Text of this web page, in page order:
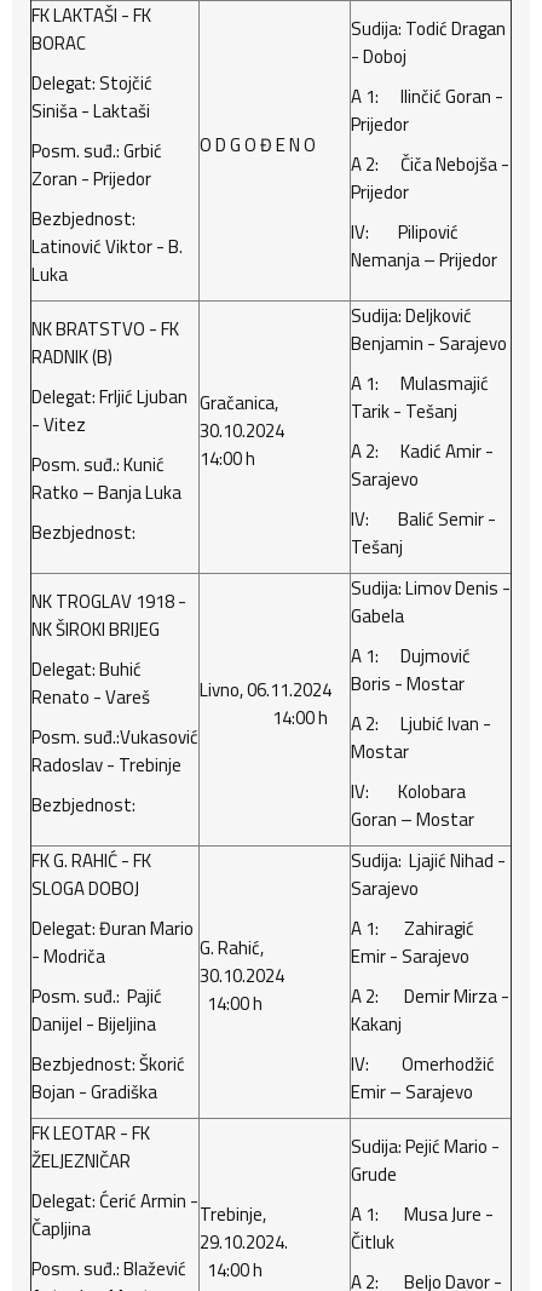
FK LAKTAŠI - FK
BORAC
Delegat: Stojčić
Siniša - Laktaši
Posm. suđ.: Grbić
Zoran - Prijedor
Bezbjednost:
Latinović Viktor - B.
Luka
O D G O Đ E N O
Sudija: Todić Dragan
- Doboj
A 1: Ilinčić Goran -
Prijedor
A 2: Čiča Nebojša -
Prijedor
IV: Pilipović
Nemanja – Prijedor
NK BRATSTVO - FK
RADNIK (B)
Delegat: Frljić Ljuban
- Vitez
Posm. suđ.: Kunić
Ratko – Banja Luka
Bezbjednost:
Gračanica,
30.10.2024
14:00 h
Sudija: Deljković
Benjamin - Sarajevo
A 1: Mulasmajić
Tarik - Tešanj
A 2: Kadić Amir -
Sarajevo
IV: Balić Semir -
Tešanj
NK TROGLAV 1918 -
NK ŠIROKI BRIJEG
Delegat: Buhić
Renato - Vareš
Posm. suđ.:Vukasović
Radoslav - Trebinje
Bezbjednost:
Livno, 06.11.2024
14:00 h
Sudija: Limov Denis -
Gabela
A 1: Dujmović
Boris - Mostar
A 2: Ljubić Ivan -
Mostar
IV: Kolobara
Goran – Mostar
FK G. RAHIĆ - FK
SLOGA DOBOJ
Delegat: Đuran Mario
- Modriča
Posm. suđ.: Pajić
Danijel - Bijeljina
Bezbjednost: Škorić
Bojan - Gradiška
G. Rahić,
30.10.2024
14:00 h
Sudija: Ljajić Nihad -
Sarajevo
A 1: Zahiragić
Emir - Sarajevo
A 2: Demir Mirza -
Kakanj
IV: Omerhodžić
Emir – Sarajevo
FK LEOTAR - FK
ŽELJEZNIČAR
Delegat: Ćerić Armin -
Čapljina
Posm. suđ.: Blažević
Trebinje,
29.10.2024.
14:00 h
Sudija: Pejić Mario -
Grude
A 1: Musa Jure -
Čitluk
A 2: Beljo Davor -